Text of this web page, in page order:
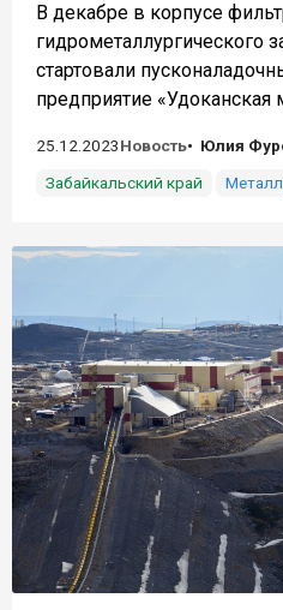
В декабре в корпусе
гидрометаллургического
стартовали
предприятие «Удоканская
25.12.2023Новость
Юлия
Забайкальский край